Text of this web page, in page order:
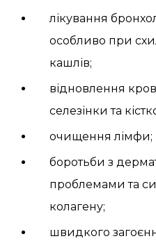
лікування
особливо при
кашлів;
відновлення
селезінки та
очищення лімфи;
боротьби з
проблемами та
колагену;
швидкого